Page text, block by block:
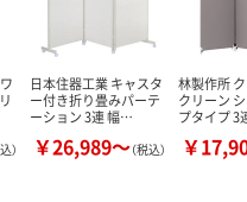
）
日本住器工業 キャスタ
ー付き折り畳みパーテ
ーション 3連 幅…
￥26,989～（税込）
林製作所
クリーン
プタイプ 3
￥